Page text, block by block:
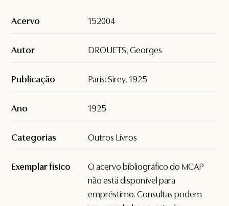
Acervo 152004
Autor DROUETS, Georges
Publicação Paris: Sirey, 1925
Ano 1925
Categorias Outros Livros
Exemplar físico
O acervo bibliográfico do MCAP
não está disponível para
empréstimo. Consultas podem